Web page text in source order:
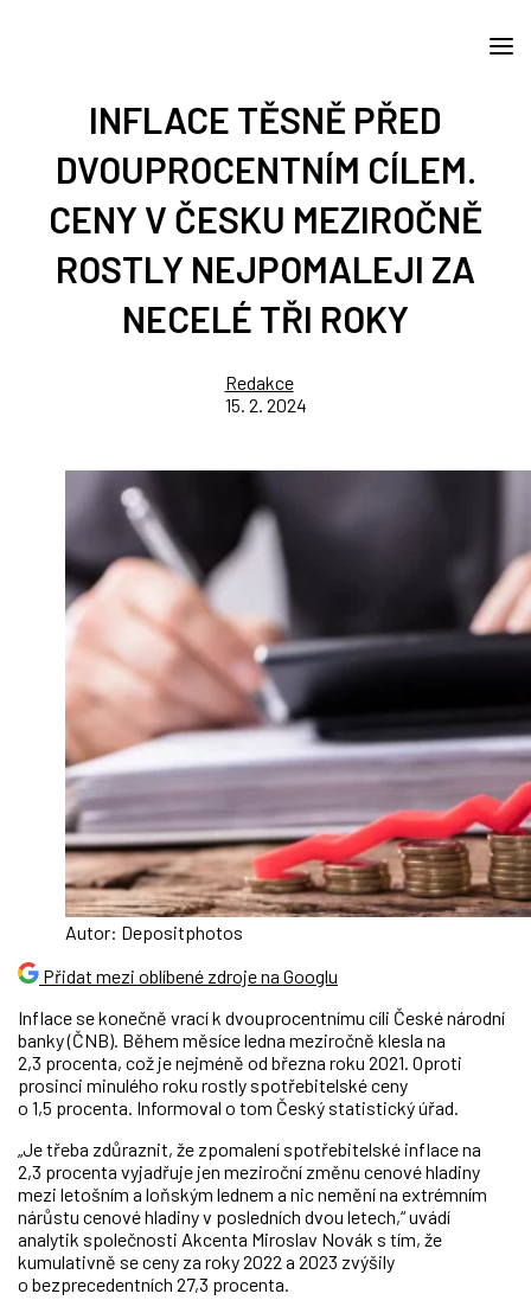
INFLACE TĚSNĚ PŘED
DVOUPROCENTNÍM CÍLEM.
CENY V ČESKU MEZIROČNĚ
ROSTLY NEJPOMALEJI ZA
NECELÉ TŘI ROKY
Redakce
15. 2. 2024
Autor: Depositphotos
Přidat mezi oblíbené zdroje na Googlu
Inflace se konečně vrací k dvouprocentnímu cíli České národní
banky (ČNB). Během měsíce ledna meziročně klesla na
2,3 procenta, což je nejméně od března roku 2021. Oproti
prosinci minulého roku rostly spotřebitelské ceny
o 1,5 procenta. Informoval o tom Český statistický úřad.
„Je třeba zdůraznit, že zpomalení spotřebitelské inflace na
2,3 procenta vyjadřuje jen meziroční změnu cenové hladiny
mezi letošním a loňským lednem a nic nemění na extrémním
nárůstu cenové hladiny v posledních dvou letech,“ uvádí
analytik společnosti Akcenta Miroslav Novák s tím, že
kumulativně se ceny za roky 2022 a 2023 zvýšily
o bezprecedentních 27,3 procenta.